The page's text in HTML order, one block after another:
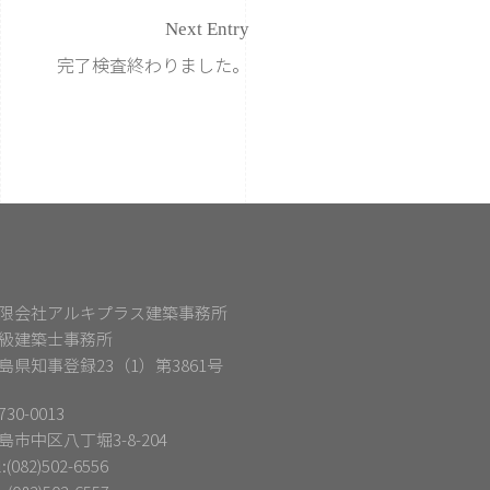
Next Entry
完了検査終わりました。
会社アルキプラス建築事務所
建築士事務所
県知事登録23（1）第3861号
0013
市中区八丁堀3-8-204
6556